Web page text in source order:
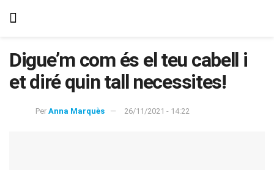
Digue’m com és el teu cabell i
et diré quin tall necessites!
Per Anna Marquès 26/11/2021 - 14:22